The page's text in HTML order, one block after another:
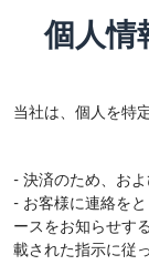
個人情
当社は、個人を特
- 決済のため、お
- お客様に連絡を
ースをお知らせす
載された指示に従